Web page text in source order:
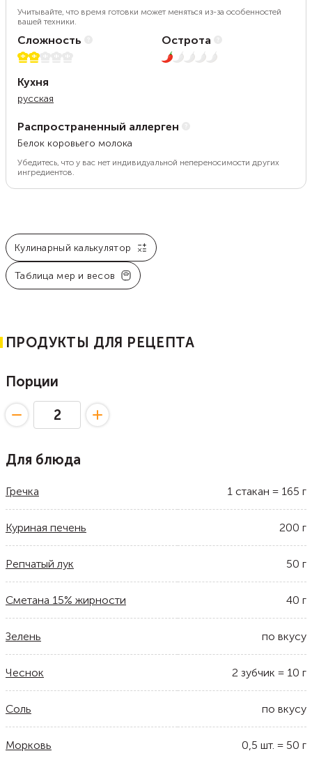
Учитывайте, что время готовки может меняться из-за особенностей
вашей техники.
Сложность
2 из 5
Острота
1 из 5
Кухня
русская
Распространенный аллерген
Белок коровьего молока
Убедитесь, что у вас нет индивидуальной непереносимости других
ингредиентов.
Кулинарный калькулятор
Таблица мер и весов
ПРОДУКТЫ ДЛЯ РЕЦЕПТА
Порции
Для блюда
Гречка 1 стакан = 165 г
Куриная печень 200 г
Репчатый лук 50 г
Сметана 15% жирности 40 г
Зелень по вкусу
Чеснок 2 зубчик = 10 г
Соль по вкусу
Морковь 0,5 шт. = 50 г